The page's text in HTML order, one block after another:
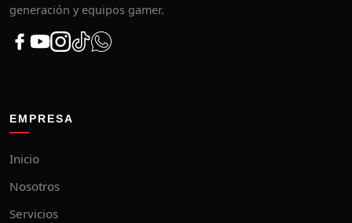
generación y equipos gamer.
EMPRESA
Inicio
Nosotros
Servicios